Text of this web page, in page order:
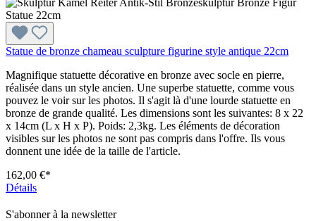
Statue de bronze chameau sculpture figurine style antique 22cm
Magnifique statuette décorative en bronze avec socle en pierre,
réalisée dans un style ancien. Une superbe statuette, comme vous
pouvez le voir sur les photos. Il s'agit là d'une lourde statuette en
bronze de grande qualité. Les dimensions sont les suivantes: 8 x 22
x 14cm (L x H x P). Poids: 2,3kg. Les éléments de décoration
visibles sur les photos ne sont pas compris dans l'offre. Ils vous
donnent une idée de la taille de l'article.
162,00 €*
Détails
S'abonner à la newsletter